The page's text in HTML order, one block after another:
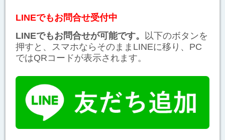
LINEでもお問合せ受付中
LINEでもお問合せが可能です。 以下のボタンを
押すと、スマホならそのままLINEに移り、PC
ではQRコードが表示されます。